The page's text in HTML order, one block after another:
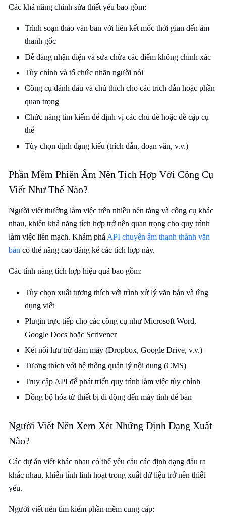
Các khả năng chỉnh sửa thiết yếu bao gồm:
Trình soạn thảo văn bản với liên kết mốc thời gian đến âm
thanh gốc
Dễ dàng nhận diện và sửa chữa các điểm không chính xác
Tùy chỉnh và tổ chức nhãn người nói
Công cụ đánh dấu và chú thích cho các trích dẫn hoặc phần
quan trọng
Chức năng tìm kiếm để định vị các chủ đề hoặc đề cập cụ
thể
Tùy chọn định dạng kiểu (trích dẫn, đoạn văn, v.v.)
Phần Mềm Phiên Âm Nên Tích Hợp Với Công Cụ
Viết Như Thế Nào?
Người viết thường làm việc trên nhiều nền tảng và công cụ khác
nhau, khiến khả năng tích hợp trở nên quan trọng cho quy trình
làm việc liền mạch. Khám phá API chuyển âm thanh thành văn
bản có thể nâng cao đáng kể các tích hợp này.
Các tính năng tích hợp hiệu quả bao gồm:
Tùy chọn xuất tương thích với trình xử lý văn bản và ứng
dụng viết
Plugin trực tiếp cho các công cụ như Microsoft Word,
Google Docs hoặc Scrivener
Kết nối lưu trữ đám mây (Dropbox, Google Drive, v.v.)
Tương thích với hệ thống quản lý nội dung (CMS)
Truy cập API để phát triển quy trình làm việc tùy chỉnh
Đồng bộ hóa từ thiết bị di động đến máy tính để bàn
Người Viết Nên Xem Xét Những Định Dạng Xuất
Nào?
Các dự án viết khác nhau có thể yêu cầu các định dạng đầu ra
khác nhau, khiến tính linh hoạt trong xuất dữ liệu trở nên thiết
yếu.
Người viết nên tìm kiếm phần mềm cung cấp: